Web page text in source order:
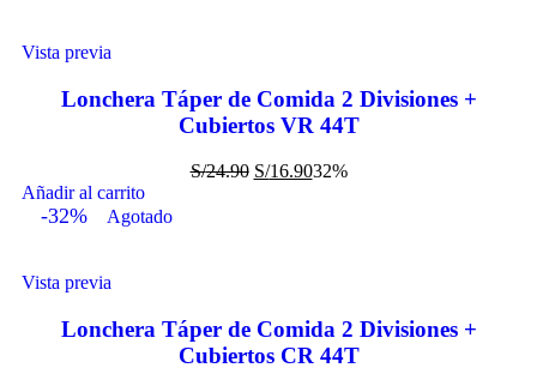
Vista previa
Lonchera Táper de Comida 2 Divisiones +
Cubiertos VR 44T
S/24.90 S/16.9032%
Añadir al carrito
-32% Agotado
Vista previa
Lonchera Táper de Comida 2 Divisiones +
Cubiertos CR 44T